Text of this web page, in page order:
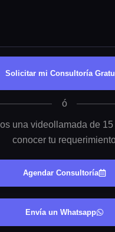
Solicitar mi Consultoría
ó
una videollamada de
conocer tu
Agendar Consultoría
Envía un Whatsapp